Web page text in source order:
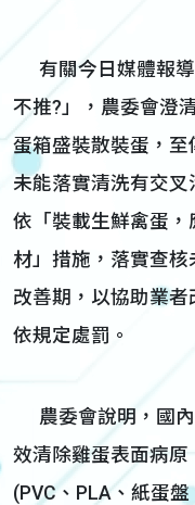
有關今日媒體報導
不推?」，農委會澄
蛋箱盛裝散裝蛋，
未能落實清洗有交
依「裝載生鮮禽蛋
材」措施，落實查
改善期，以協助業
依規定處罰。
農委會說明，國內
效清除雞蛋表面病
(PVC、PLA、紙蛋